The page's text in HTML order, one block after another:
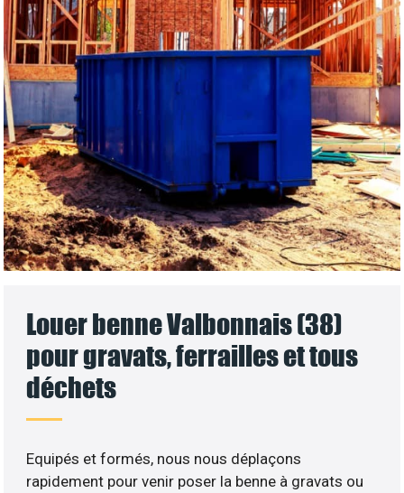
Louer benne Valbonnais (38)
pour gravats, ferrailles et tous
déchets
Equipés et formés, nous nous déplaçons
rapidement pour venir poser la benne à gravats ou